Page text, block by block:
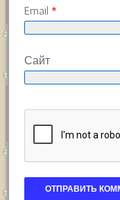
Email *
Сайт